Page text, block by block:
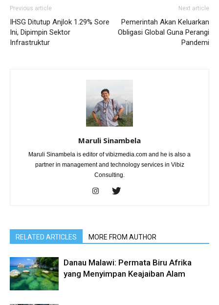
Previous article
IHSG Ditutup Anjlok 1.29% Sore
Ini, Dipimpin Sektor
Infrastruktur
Next article
Pemerintah Akan Keluarkan
Obligasi Global Guna Perangi
Pandemi
Maruli Sinambela
Maruli Sinambela is editor of vibizmedia.com and he is also a
partner in management and technology services in Vibiz
Consulting.
RELATED ARTICLES MORE FROM AUTHOR
Danau Malawi: Permata Biru Afrika
yang Menyimpan Keajaiban Alam